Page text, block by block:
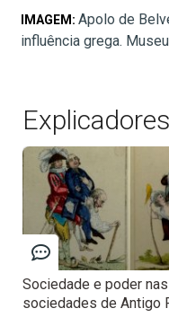
IMAGEM: Apolo de
influência grega.
Explicadores
Sociedade e poder nas
sociedades de Antigo